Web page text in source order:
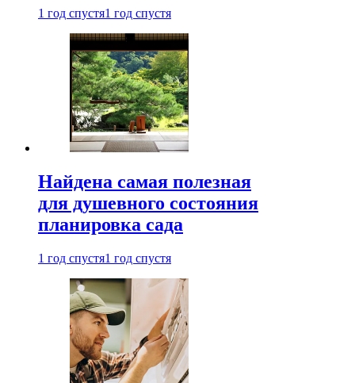
1 год спустя1 год спустя
Найдена самая полезная
для душевного состояния
планировка сада
1 год спустя1 год спустя